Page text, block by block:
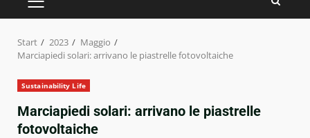
PRIMÄRES
MENÜ
Start 2023
Maggio
Marciapiedi solari: arrivano le piastrelle fotovoltaiche
Sustainability Life
Marciapiedi solari: arrivano le piastrelle
fotovoltaiche